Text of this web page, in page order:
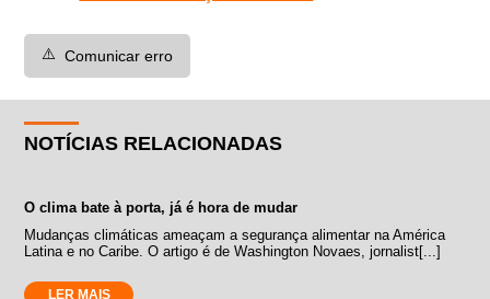
⚠️ Comunicar erro
NOTÍCIAS RELACIONADAS
O clima bate à porta, já é hora de mudar
Mudanças climáticas ameaçam a segurança alimentar na América
Latina e no Caribe. O artigo é de Washington Novaes, jornalist[...]
LER MAIS